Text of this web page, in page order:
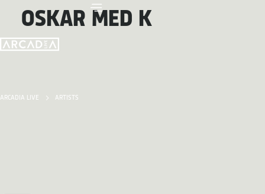
ARCADIA LIVE ARTISTS
OSKAR MED K